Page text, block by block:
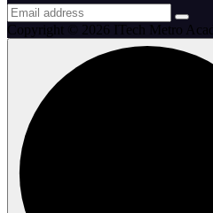
Copyright © 2026 ITech Metro